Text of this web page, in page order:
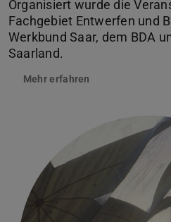
Organisiert wurde die
Fachgebiet Entwerfen und
Werkbund Saar, dem BDA
Saarland.
Mehr erfahren